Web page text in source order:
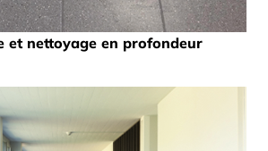
et nettoyage en profondeur